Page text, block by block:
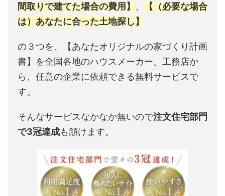
間取りで建てた場合の費用】 、
【（必要な場合
は）あなたに合った土地探し】
の３つを、【あなたオリジナルの家づくり計画
書】を全国各地のハウスメーカー、工務店か
ら、任意の企業に依頼できる無料サービスで
す。
そんなサービスなかなか無いので注文住宅部門
で3冠達成も頷けます。